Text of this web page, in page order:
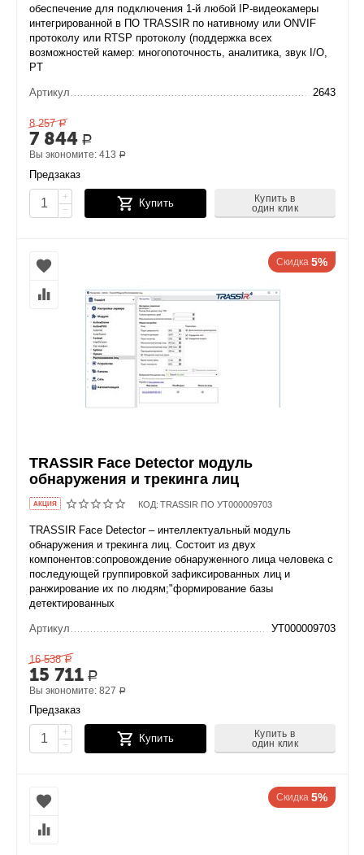
обеспечение для подключения 1-й любой IP-видеокамеры
интегрированной в ПО TRASSIR по нативному или ONVIF
протоколу или RTSP протоколу (поддержка всех
возможностей камер: многопоточность, аналитика, звук I/O,
PT
Артикул 2643
8 257 Р
7 844 Р
Вы экономите:413 Р
Предзаказ
+
−
Купить
Купить в
один клик
Скидка 5%
TRASSIR Face Detector модуль
обнаружения и трекинга лиц
AКЦИЯ КОД: TRASSIR ПО УТ000009703
TRASSIR Face Detector – интеллектуальный модуль
обнаружения и трекинга лиц. Состоит из двух
компонентов:сопровождение обнаруженного лица человека с
последующей группировкой зафиксированных лиц и
ранжирование их по людям;"формирование базы
детектированных
Артикул УТ000009703
16 538 Р
15 711 Р
Вы экономите:827 Р
Предзаказ
+
−
Купить
Купить в
один клик
Скидка 5%